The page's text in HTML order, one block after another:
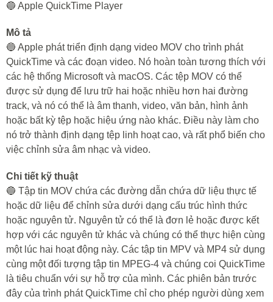
🔵 Apple QuickTime Player
Mô tả
🔵 Apple phát triển định dạng video MOV cho trình phát
QuickTime và các đoạn video. Nó hoàn toàn tương thích với
các hệ thống Microsoft và macOS. Các tệp MOV có thể
được sử dụng để lưu trữ hai hoặc nhiều hơn hai đường
track, và nó có thể là âm thanh, video, văn bản, hình ảnh
hoặc bất kỳ tệp hoặc hiệu ứng nào khác. Điều này làm cho
nó trở thành định dạng tệp linh hoạt cao, và rất phổ biến cho
việc chỉnh sửa âm nhạc và video.
Chi tiết kỹ thuật
🔵 Tập tin MOV chứa các đường dẫn chứa dữ liệu thực tế
hoặc dữ liệu để chỉnh sửa dưới dạng cấu trúc hình thức
hoặc nguyên tử. Nguyên tử có thể là đơn lẻ hoặc được kết
hợp với các nguyên tử khác và chúng có thể thực hiện cùng
một lúc hai hoạt động này. Các tập tin MPV và MP4 sử dụng
cùng một đối tượng tập tin MPEG-4 và chúng coi QuickTime
là tiêu chuẩn với sự hỗ trợ của mình. Các phiên bản trước
đây của trình phát QuickTime chỉ cho phép người dùng xem